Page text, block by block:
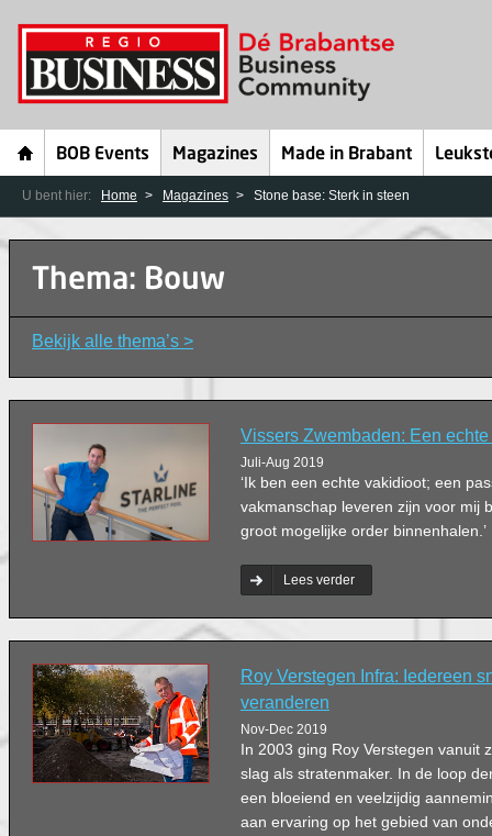
BOB Events Magazines Made in Brabant
U bent hier: Home Magazines Stone base: Sterk in steen
Thema: Bouw
Bekijk alle thema’s >
Vissers Zwembaden: Een
Juli-Aug 2019
‘Ik ben een echte vakidioot; een
vakmanschap leveren zijn voor mij
groot mogelijke order binnenhalen.’
Lees verder
Roy Verstegen Infra: Iedereen
veranderen
Nov-Dec 2019
In 2003 ging Roy Verstegen vanuit
slag als stratenmaker. In de loop
een bloeiend en veelzijdig
aan ervaring op het gebied van